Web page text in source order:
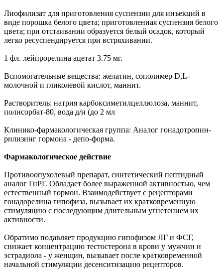
Лиофилизат для приготовления суспензии для инъекций в
виде порошка белого цвета; приготовленная суспензия белого
цвета; при отстаивании образуется белый осадок, который
легко ресуспендируется при встряхивании.
1 фл. лейпрорелина ацетат 3.75 мг.
Вспомогательные вещества: желатин, сополимер D,L-
молочной и гликолевой кислот, маннит.
Растворитель: натрия карбоксиметилцеллюлоза, маннит,
полисорбат-80, вода д/и (до 2 мл
Клинико-фармакологическая группа: Аналог гонадотропин-
рилизинг гормона - депо-форма.
Фармакологическое действие
Противоопухолевый препарат, синтетический пептидный
аналог ГнРГ. Обладает более выраженной активностью, чем
естественный гормон. Взаимодействует с рецепторами
гонадорелина гипофиза, вызывает их кратковременную
стимуляцию с последующим длительным угнетением их
активности.
Обратимо подавляет продукцию гипофизом ЛГ и ФСГ,
снижает концентрацию тестостерона в крови у мужчин и
эстрадиола - у женщин, вызывает после кратковременной
начальной стимуляции десенситизацию рецепторов.